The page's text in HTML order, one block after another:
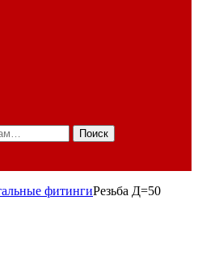
Поиск
фитингиРезьба Д=50